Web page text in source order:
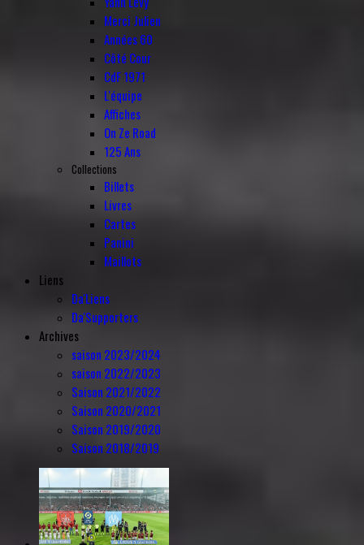
Merci Julien
Années 60
Côté Cour
CdF 1971
L'équipe
Affiches
On Ze Road
125 Ans
Collections
Billets
Livres
Cartes
Panini
Maillots
Liens
Da'Liens
Da'Supporters
Archives
saison 2023/2024
saison 2022/2023
Saison 2021/2022
Saison 2020/2021
Saison 2019/2020
Saison 2018/2019